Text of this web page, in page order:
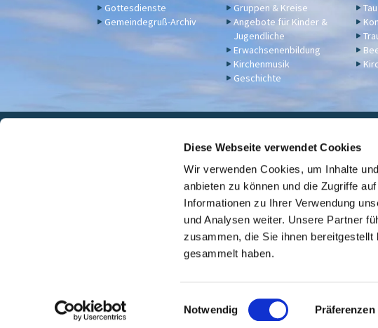
Diese Webseite verwendet Cookies
Wir verwenden Cookies, um Inhalte
anbieten zu können und die Zugriffe
Informationen zu Ihrer Verwendung
und Analysen weiter. Unsere Partner
zusammen, die Sie ihnen
gesammelt haben.
i
Notwendig Präferenzen
Gottesdienste
Gemeindegruß-Archiv
Gruppen & Kreise
Angebote für Kinder &
Jugendliche
Erwachsenenbildung
Kirchenmusik
Geschichte
Für Spenden u. a. - Bankverbindung: KD
Link zur